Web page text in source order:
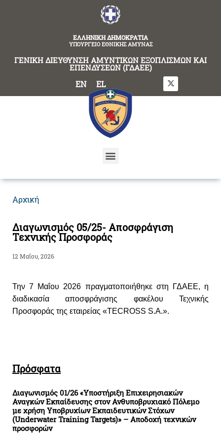
ΕΛΛΗΝΙΚΗ ΔΗΜΟΚΡΑΤΙΑ
ΥΠΟΥΡΓΕΙΟ ΕΘΝΙΚΗΣ ΑΜΥΝΑΣ
ΓΕΝΙΚΗ ΔΙΕΥΘΥΝΣΗ ΑΜΥΝΤΙΚΩΝ ΕΞΟΠΛΙΣΜΩΝ ΚΑΙ
ΕΠΕΝΔΥΣΕΩΝ (ΓΔΑΕΕ)
EN EL
Αρχική
Διαγωνισμός 05/25- Αποσφράγιση
Τεχνικής Προσφοράς
12 Μαΐου, 2026
Την 7 Μαΐου 2026 πραγματοποιήθηκε στη ΓΔΑΕΕ, η
διαδικασία αποσφράγισης φακέλου Τεχνικής
Προσφοράς της εταιρείας «ΤΕCROSS S.A.».
Πρόσφατα
Διαγωνισμός 01/26 «Υποστήριξη Επιχειρησιακών
Αναγκών Εκπαίδευσης στον Ανθυποβρυχιακό Πόλεμο
με χρήση Υποβρυχίων Εκπαιδευτικών Στόχων
(Underwater Training Targets)» – Αποδοχή τεχνικών
προσφορών